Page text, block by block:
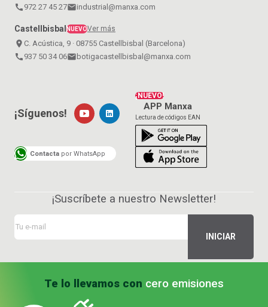
call 972 27 45 27emailindustrial@manxa.com
CastellbisbalNUEVOVer más
place C. Acústica, 9 · 08755 Castellbisbal (Barcelona)
call 937 50 34 06emailbotigacastellbisbal@manxa.com
¡NUEVO!
APP Manxa
Lectura de códigos EAN
¡Síguenos!
Contacta por WhatsApp
¡Suscríbete a nuestro Newsletter!
Te lo llevamos con cero emisiones